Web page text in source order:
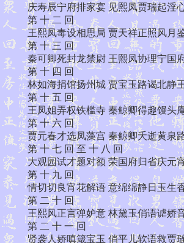
庆寿辰宁府排家宴 见熙凤贾瑞起淫
第 十 二 回
王熙凤毒设相思局 贾天祥正照风月
第 十 三 回
秦可卿死封龙禁尉 王熙凤协理宁国
第 十 四 回
林如海捐馆扬州城 贾宝玉路谒北静
第 十 五 回
王凤姐弄权铁槛寺 秦鲸卿得趣馒头
第 十 六 回
贾元春才选凤藻宫 秦鲸卿夭逝黄泉
第 十 七 回 至 十 八 回
大观园试才题对额 荣国府归省庆元
第 十 九 回
情切切良宵花解语 意绵绵静日玉生
第 二 十 回
王熙风正言弹妒意 林黛玉俏语谑娇
第 二 十 一 回
贤袭人娇嗔箴宝玉 俏平儿软语救贾